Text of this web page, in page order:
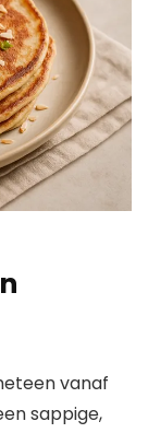
vanaf
sappige,